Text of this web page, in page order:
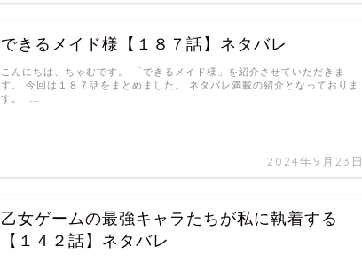
できるメイド様【１８７話】ネタバレ
2024年9月23日
こんにちは、ちゃむです。 「できるメイド様」を紹介させていただきま
す。 今回は１８７話をまとめました。 ネタバレ満載の紹介となっておりま
す。 …
乙女ゲームの最強キャラたちが私に執着する
【１４２話】ネタバレ